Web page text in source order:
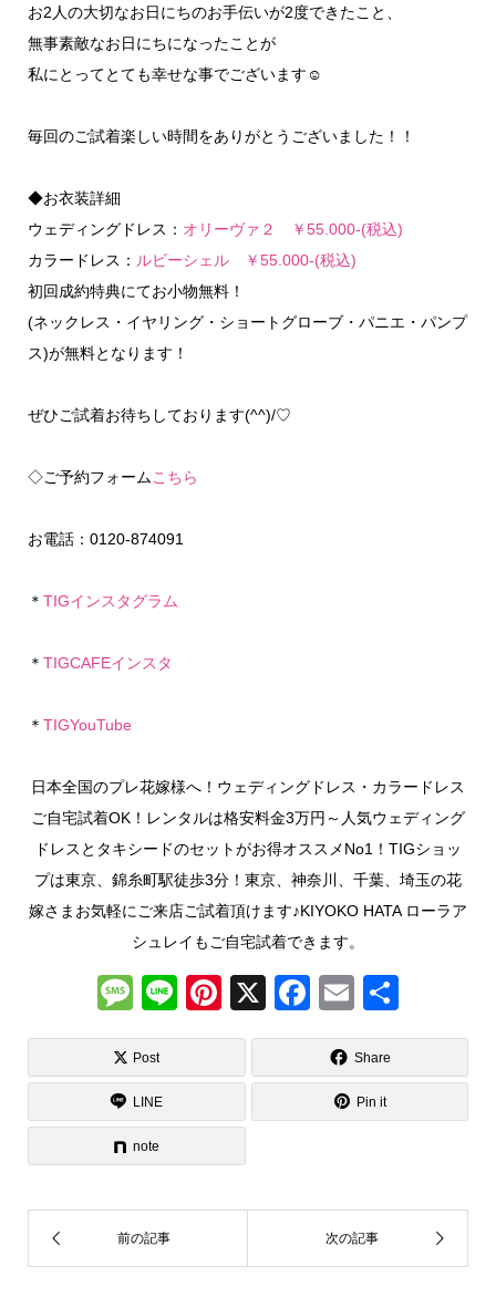
お2人の大切なお日にちのお手伝いが2度できたこと、
無事素敵なお日にちになったことが
私にとってとても幸せな事でございます☺
毎回のご試着楽しい時間をありがとうございました！！
◆お衣装詳細
ウェディングドレス： オリーヴァ２ ￥55.000-(税込)
カラードレス： ルビーシェル ￥55.000-(税込)
初回成約特典にてお小物無料！
(ネックレス・イヤリング・ショートグローブ・パニエ・パンプ
ス)が無料となります！
ぜひご試着お待ちしております(^^)/♡
◇ご予約フォームこちら
お電話：0120-874091
＊ TIGインスタグラム
＊ TIGCAFEインスタ
＊ TIGYouTube
日本全国のプレ花嫁様へ！ウェディングドレス・カラードレス
ご自宅試着OK！レンタルは格安料金3万円～人気ウェディング
ドレスとタキシードのセットがお得オススメNo1！TIGショッ
プは東京、錦糸町駅徒歩3分！東京、神奈川、千葉、埼玉の花
嫁さまお気軽にご来店ご試着頂けます♪KIYOKO HATA ローラア
シュレイもご自宅試着できます。
M
e
ss
a
g
e
Li
n
Pi
nt
st
X
F
a
c
e
b
o
k
E
m
ail
有
Post Share
LINE Pin it
note